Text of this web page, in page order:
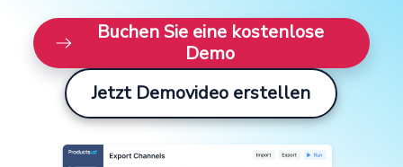
Buchen Sie eine kostenlose
Demo
Jetzt Demovideo erstellen